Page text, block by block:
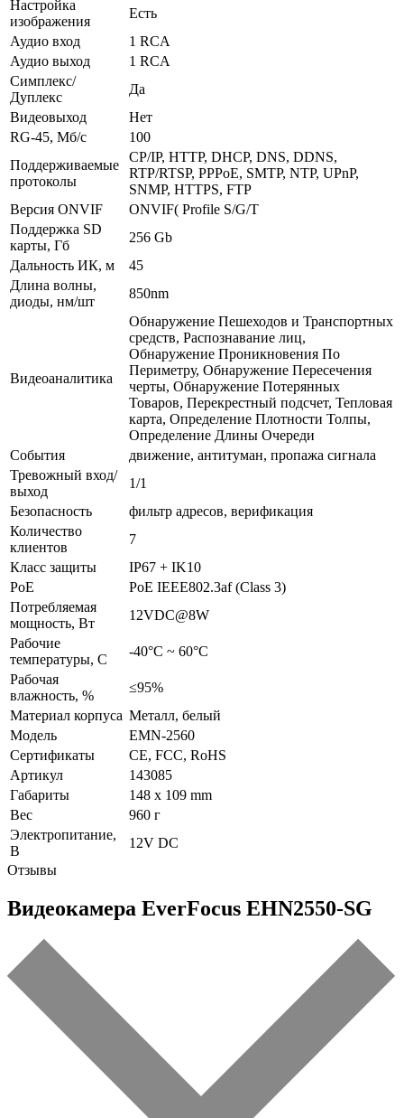
Настройка
изображения
Есть
Аудио вход
1 RCA
Аудио выход
1 RCA
Симплекс/
Дуплекс
Да
Видеовыход
Нет
RG-45, Мб/с
100
Поддерживаемые
протоколы
CP/IP, HTTP, DHCP, DNS, DDNS,
RTP/RTSP, PPPoE, SMTP, NTP, UPnP,
SNMP, HTTPS, FTP
Версия ONVIF
ONVIF( Profile S/G/T
Поддержка SD
карты, Гб
256 Gb
Дальность ИК, м
45
Длина волны,
диоды, нм/шт
850nm
Видеоаналитика
Обнаружение Пешеходов и Транспортных
средств, Распознавание лиц,
Обнаружение Проникновения По
Периметру, Обнаружение Пересечения
черты, Обнаружение Потерянных
Товаров, Перекрестный подсчет, Тепловая
карта, Определение Плотности Толпы,
Определение Длины Очереди
События
движение, антитуман, пропажа сигнала
Тревожный вход/
выход
1/1
Безопасность
фильтр адресов, верификация
Количество
клиентов
7
Класс защиты
IP67 + IK10
PoE
PoE IEEE802.3af (Class 3)
Потребляемая
мощность, Вт
12VDC@8W
Рабочие
температуры, С
-40°C ~ 60°C
Рабочая
влажность, %
≤95%
Материал корпуса Металл, белый
Модель
EMN-2560
Сертификаты
CE, FCC, RoHS
Артикул
143085
Габариты
148 x 109 mm
Вес
960 г
Электропитание,
В
12V DC
Отзывы
Видеокамера EverFocus EHN2550-SG